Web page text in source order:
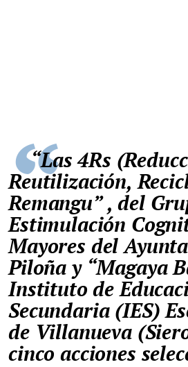
“Las 4Rs (Reducción,
Reutilización,
Remangu” , del
Estimulación
Mayores del
Piloña y “Magaya
Instituto de
Secundaria (IES)
de Villanueva
cinco acciones